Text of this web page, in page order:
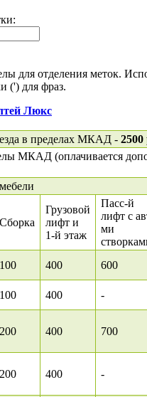
для отделения меток.
(') для фраз.
Люкс
в пределах МКАД - 2500
МКАД (оплачивается
Сборка
Грузовой
лифт и
1-й этаж
Пасс-й
лифт с
ми
100 400 600
100 400 -
200 400 700
200 400 -